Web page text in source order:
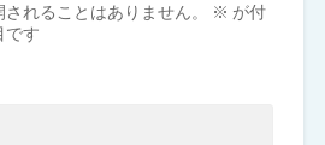
れることはありません。 ※ が付
です